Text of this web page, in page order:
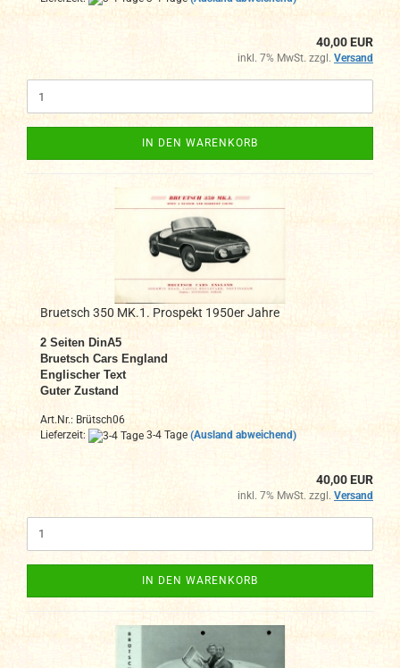
40,00 EUR
inkl. 7% MwSt. zzgl. Versand
IN DEN WARENKORB
Bruetsch 350 MK.1. Prospekt 1950er Jahre
2 Seiten DinA5
Bruetsch Cars England
Englischer Text
Guter Zustand
Art.Nr.: Brütsch06
Lieferzeit:
3-4 Tage (Ausland abweichend)
40,00 EUR
inkl. 7% MwSt. zzgl. Versand
IN DEN WARENKORB